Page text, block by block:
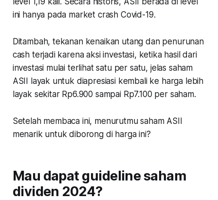
ini hanya pada market crash Covid-19.
Ditambah, tekanan kenaikan utang dan penurunan
cash terjadi karena aksi investasi, ketika hasil dari
investasi mulai terlihat satu per satu, jelas saham
ASII layak untuk diapresiasi kembali ke harga lebih
layak sekitar Rp6.900 sampai Rp7.100 per saham.
Setelah membaca ini, menurutmu saham ASII
menarik untuk diborong di harga ini?
Mau dapat guideline saham
dividen 2024?